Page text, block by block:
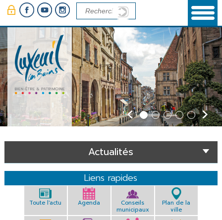
Actualités
Liens rapides
Toute l'actu Agenda
Conseils
municipaux
Plan de la
ville
Panneau de gestion des cookies